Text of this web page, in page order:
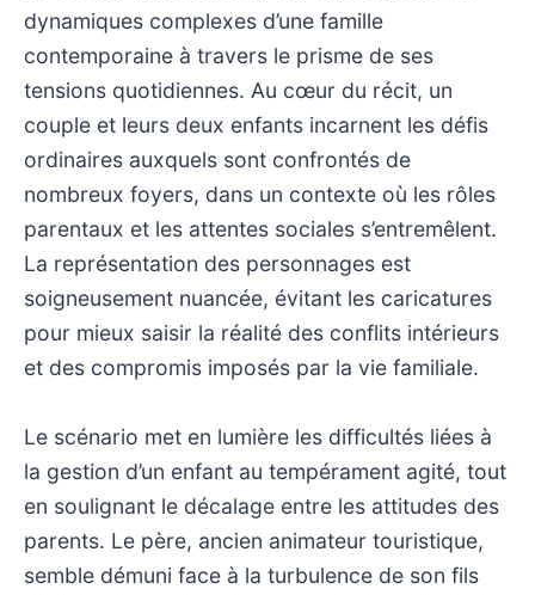
dynamiques complexes d’une famille
contemporaine à travers le prisme de ses
tensions quotidiennes. Au cœur du récit, un
couple et leurs deux enfants incarnent les défis
ordinaires auxquels sont confrontés de
nombreux foyers, dans un contexte où les rôles
parentaux et les attentes sociales s’entremêlent.
La représentation des personnages est
soigneusement nuancée, évitant les caricatures
pour mieux saisir la réalité des conflits intérieurs
et des compromis imposés par la vie familiale.
Le scénario met en lumière les difficultés liées à
la gestion d’un enfant au tempérament agité, tout
en soulignant le décalage entre les attitudes des
parents. Le père, ancien animateur touristique,
semble démuni face à la turbulence de son fils